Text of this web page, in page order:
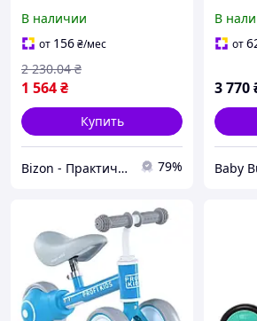
лет с мягкими колесами 6
дюймов BZN
В наличии
от 156₴/мес
1 564₴
2 230.04 ₴
Купить
Bizon - Практичные решения для дома и сада! 79%
В
от
3 770